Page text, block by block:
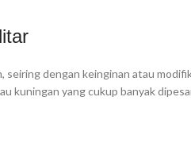
dengan keinginan atau
kuningan yang cukup banyak